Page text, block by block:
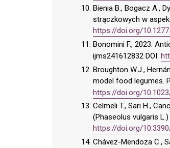
Bienia B., Bogacz A.,
strączkowych w
https://doi.org/
Bonomini F., 2023.
ijms241612832 DOI:
Broughton W.J.,
model food legumes.
https://doi.org/
Celmeli T., Sari H.,
(Phaseolus vulgaris
https://doi.org/
Chávez-Mendoza C.,